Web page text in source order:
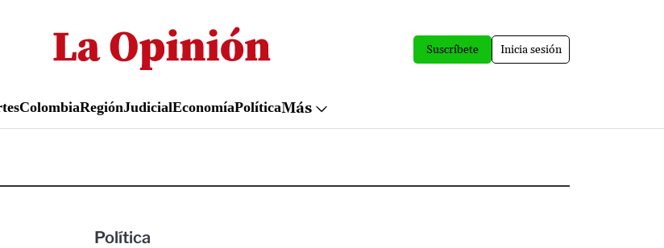
al
contenido
Suscríbete Inicia sesión
ColombiaRegiónJudicialEconomíaPolíticaMás
Política